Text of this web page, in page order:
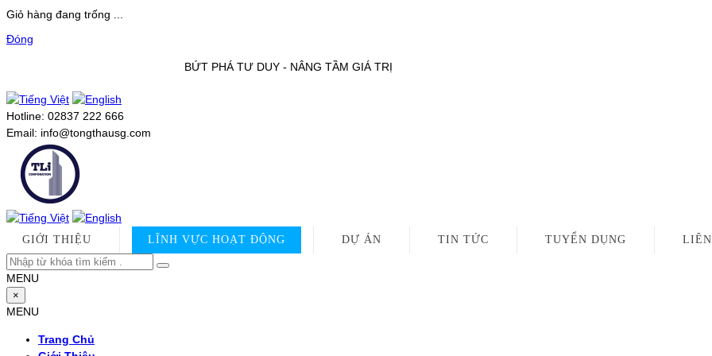
Giỏ hàng đang trống ...
Đóng
BỨT PHÁ TƯ DUY - NÂNG TẦM GIÁ TRỊ
Hotline: 02837 222 666
Email: info@tongthausg.com
GIỚI THIỆU LĨNH VỰC HOẠT ĐỘNG DỰ ÁN TIN TỨC TUYỂN DỤNG
MENU
×
MENU
Trang Chủ